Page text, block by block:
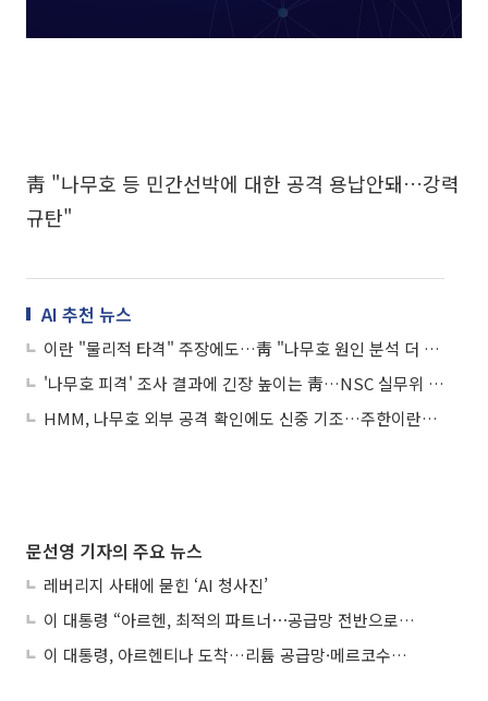
靑 "나무호 등 민간선박에 대한 공격 용납안돼…강력
규탄"
AI 추천 뉴스
이란 "물리적 타격" 주장에도…靑 "나무호 원인 분석 더 필요"
'나무호 피격' 조사 결과에 긴장 높이는 靑…NSC 실무위 개최
HMM, 나무호 외부 공격 확인에도 신중 기조…주한이란대사도 침묵
문선영 기자의 주요 뉴스
레버리지 사태에 묻힌 ‘AI 청사진’
이 대통령 “아르헨, 최적의 파트너⋯공급망 전반으로 확대”
이 대통령, 아르헨티나 도착…리튬 공급망·메르코수르 협력 논의